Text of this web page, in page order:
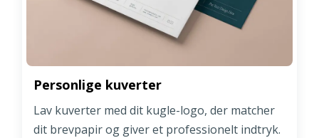
Personlige kuverter
Lav kuverter med dit kugle-logo, der matcher
dit brevpapir og giver et professionelt indtryk.